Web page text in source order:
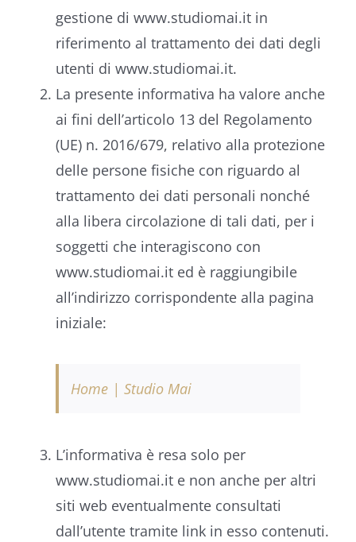
gestione di www.studiomai.it in
riferimento al trattamento dei dati degli
utenti di www.studiomai.it.
La presente informativa ha valore anche
ai fini dell’articolo 13 del Regolamento
(UE) n. 2016/679, relativo alla protezione
delle persone fisiche con riguardo al
trattamento dei dati personali nonché
alla libera circolazione di tali dati, per i
soggetti che interagiscono con
www.studiomai.it ed è raggiungibile
all’indirizzo corrispondente alla pagina
iniziale:
Home | Studio Mai
L’informativa è resa solo per
www.studiomai.it e non anche per altri
siti web eventualmente consultati
dall’utente tramite link in esso contenuti.